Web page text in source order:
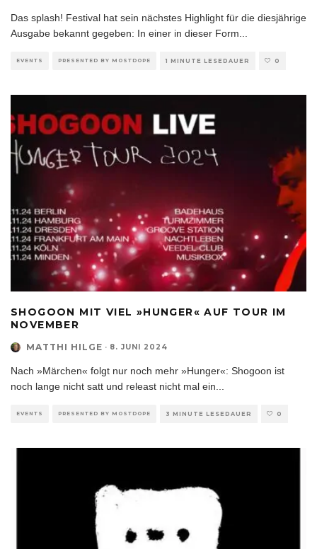
Das splash! Festival hat sein nächstes Highlight für die diesjährige
Ausgabe bekannt gegeben: In einer in dieser Form
EVENTS PRESENTED BY MOSTDOPE 1 MINUTE LESEDAUER 0
SHOGOON MIT VIEL »HUNGER« AUF TOUR IM
NOVEMBER
MATTHI HILGE · 8. JUNI 2024
Nach »Märchen« folgt nur noch mehr »Hunger«: Shogoon ist
noch lange nicht satt und releast nicht mal ein...
EVENTS PRESENTED BY MOSTDOPE 3 MINUTE LESEDAUER 0